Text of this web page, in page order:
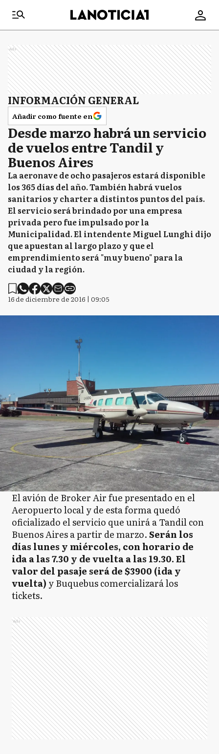
Ads
INFORMACIÓN GENERAL
Añadir como fuente en
Desde marzo habrá un servicio
de vuelos entre Tandil y
Buenos Aires
La aeronave de ocho pasajeros estará disponible
los 365 días del año. También habrá vuelos
sanitarios y charter a distintos puntos del país.
El servicio será brindado por una empresa
privada pero fue impulsado por la
Municipalidad. El intendente Miguel Lunghi dijo
que apuestan al largo plazo y que el
emprendimiento será "muy bueno" para la
ciudad y la región.
16 de diciembre de 2016 | 09:05
El avión de Broker Air fue presentado en el
Aeropuerto local y de esta forma quedó
oficializado el servicio que unirá a Tandil con
Buenos Aires a partir de marzo.Serán los
días lunes y miércoles, con horario de
ida a las 7.30 y de vuelta a las 19.30. El
valor del pasaje será de $3900 (ida y
vuelta) y Buquebus comercializará los
tickets.
Ads